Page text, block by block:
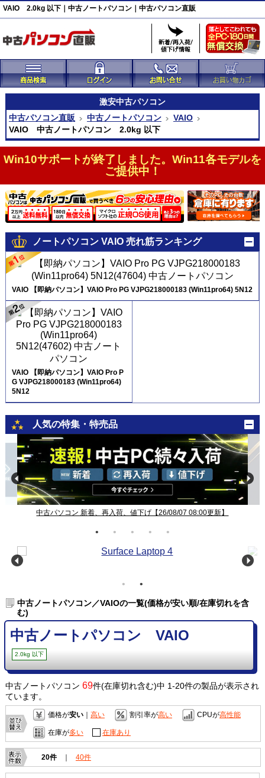
VAIO 2.0kg 以下｜中古ノートパソコン｜中古パソコン直販
激安中古パソコン
中古パソコン直販
中古ノートパソコン
VAIO
VAIO 中古ノートパソコン 2.0kg 以下
Win10サポートが終了しました。Win11各モデルを
ご提供中！
ノートパソコン VAIO 売れ筋ランキング
VAIO 【即納パソコン】VAIO Pro PG VJPG218000183 (Win11pro64) 5N12
VAIO 【即納パソコン】VAIO Pro P
G VJPG218000183 (Win11pro64)
5N12
人気の特集・特売品
中古パソコン 新着、再入荷、値下げ【26/08/07 08:00更新】
中古ノートパソコン／VAIOの一覧(価格が安い順/在庫切れを含
む)
中古ノートパソコン VAIO
2.0kg 以下
中古ノートパソコン 69件(在庫切れ含む)中 1-20件の製品が表示され
ています。
価格が安い｜ 高い 割引率が高い CPUが高性能
在庫が多い 在庫あり
20件 ｜ 40件